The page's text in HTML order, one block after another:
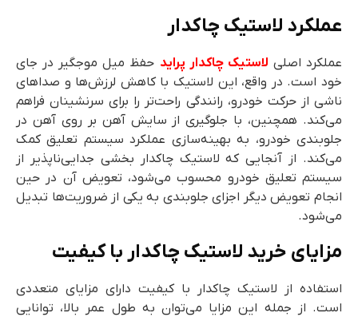
عملکرد لاستیک چاکدار
عملکرد اصلی لاستیک چاکدار پراید حفظ میل موجگیر در جای
خود است. در واقع، این لاستیک با کاهش لرزش‌ها و صداهای
ناشی از حرکت خودرو، رانندگی راحت‌تر را برای سرنشینان فراهم
می‌کند. همچنین، با جلوگیری از سایش آهن بر روی آهن در
جلوبندی خودرو، به بهینه‌سازی عملکرد سیستم تعلیق کمک
می‌کند. از آنجایی که لاستیک چاکدار بخشی جدایی‌ناپذیر از
سیستم تعلیق خودرو محسوب می‌شود، تعویض آن در حین
انجام تعویض دیگر اجزای جلوبندی به یکی از ضروریت‌ها تبدیل
می‌شود.
مزایای خرید لاستیک چاکدار با کیفیت
استفاده از لاستیک چاکدار با کیفیت دارای مزایای متعددی
است. از جمله این مزایا می‌توان به طول عمر بالا، توانایی